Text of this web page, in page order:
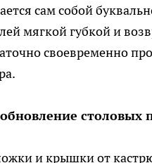
сам собой
мягкой губкой и
своевременно
столовых
и крышки от